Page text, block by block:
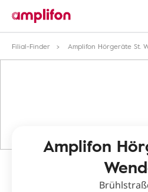
Filial-Finder
Amplifon Hörgeräte St.
Amplifon